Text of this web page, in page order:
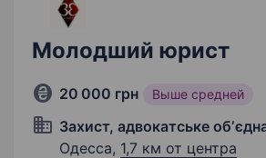
Молодший юрист
20 000 грн Выше средней
Захист, адвокатське
Одесса, 1,7 км от центра